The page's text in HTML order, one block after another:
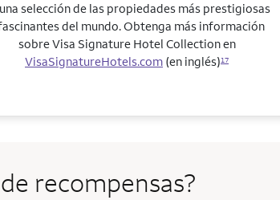
selección de las propiedades más prestigiosas
del mundo. Obtenga más información
sobreVisa Signature Hotel Collectionen
VisaSignatureHotels.com (en inglés)17
recompensas?